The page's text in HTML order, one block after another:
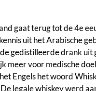
gaat terug tot de 4e
uit het Arabische
gedistilleerde drank
meer voor medische
Engels het woord
legale whiskey werd